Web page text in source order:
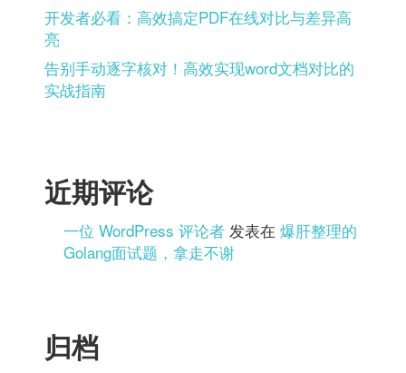
开发者必看：高效搞定PDF在线对比与差异高
亮
告别手动逐字核对！高效实现word文档对比的
实战指南
近期评论
一位 WordPress 评论者 发表在爆肝整理的
Golang面试题，拿走不谢
归档